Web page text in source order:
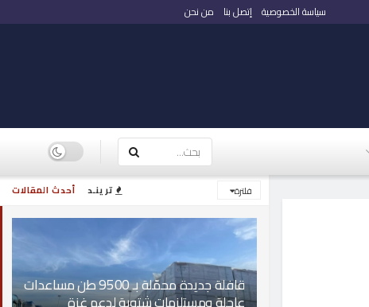
أحدث المقالات ترينـد فلترة
قافلة جديدة محمّلة بـ 9500 طن مساعدات
سياسة الخصوصية إتصل بنا من نحن